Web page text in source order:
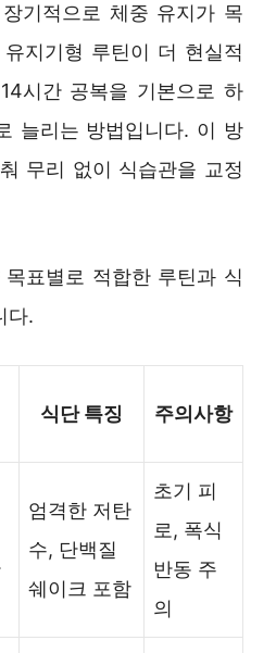
기적으로 체중 유지가 목
지기형 루틴이 더 현실적
시간 공복을 기본으로 하
늘리는 방법입니다. 이 방
무리 없이 식습관을 교정
표별로 적합한 루틴과 식
다.
식단 특징 주의사항
엄격한 저탄
수, 단백질
쉐이크 포함
초기 피
로, 폭식
반동 주
의